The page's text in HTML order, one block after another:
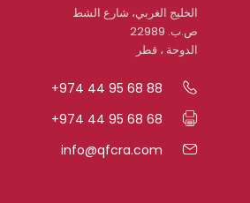
الخليج الغربي، شارع الشط
ص.ب. 22989
الدوحة ، قطر
+974 44 95 68 88
+974 44 95 68 68
info@qfcra.com